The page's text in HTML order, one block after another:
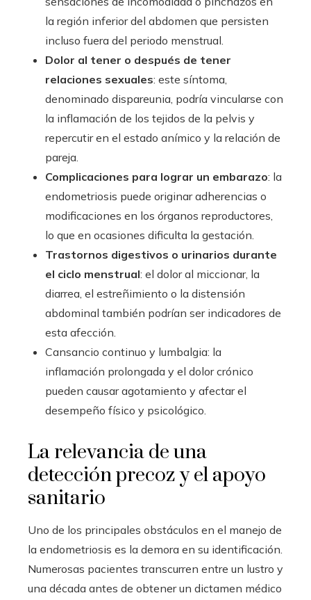
la región inferior del abdomen que persisten
incluso fuera del periodo menstrual.
Dolor al tener o después de tener
relaciones sexuales: este síntoma,
denominado dispareunia, podría vincularse con
la inflamación de los tejidos de la pelvis y
repercutir en el estado anímico y la relación de
pareja.
Complicaciones para lograr un embarazo: la
endometriosis puede originar adherencias o
modificaciones en los órganos reproductores,
lo que en ocasiones dificulta la gestación.
Trastornos digestivos o urinarios durante
el ciclo menstrual: el dolor al miccionar, la
diarrea, el estreñimiento o la distensión
abdominal también podrían ser indicadores de
esta afección.
Cansancio continuo y lumbalgia: la
inflamación prolongada y el dolor crónico
pueden causar agotamiento y afectar el
desempeño físico y psicológico.
La relevancia de una
detección precoz y el apoyo
sanitario
Uno de los principales obstáculos en el manejo de
la endometriosis es la demora en su identificación.
Numerosas pacientes transcurren entre un lustro y
una década antes de obtener un dictamen médico